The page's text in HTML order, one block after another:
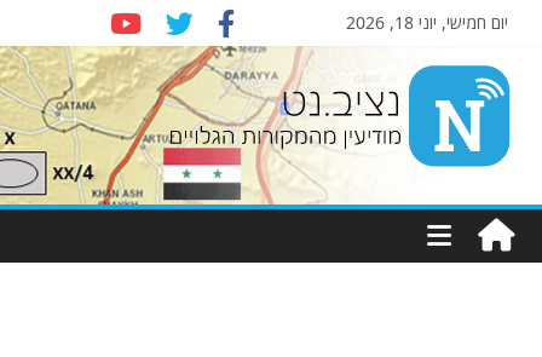
יום חמישי, יוני 18, 2026
Nziv.net
מודיעין
מהמקורות